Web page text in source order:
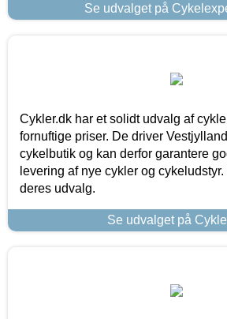
Se udvalget på
Cykler.dk har et solidt udvalg af
fornuftige priser. De driver
cykelbutik og kan derfor garantere
levering af nye cykler og
deres udvalg.
Se udvalget på